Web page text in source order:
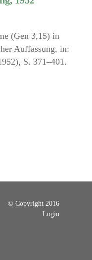
(Gen 3,15) in
Auffassung, in:
S. 371–401.
© Copyright 2016
Login